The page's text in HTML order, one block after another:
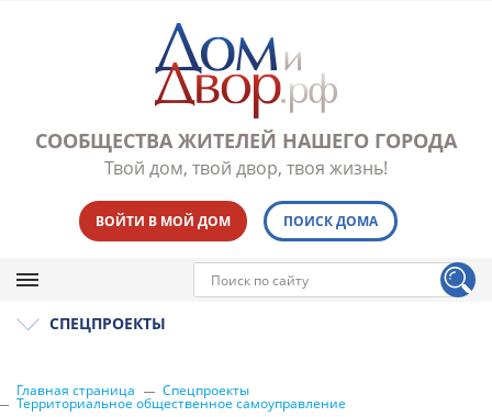
СООБЩЕСТВА ЖИТЕЛЕЙ НАШЕГО ГОРОДА
Твой дом, твой двор, твоя жизнь!
ВОЙТИ В МОЙ ДОМ ПОИСК ДОМА
СПЕЦПРОЕКТЫ
Главная страница Спецпроекты
Территориальное общественное самоуправление